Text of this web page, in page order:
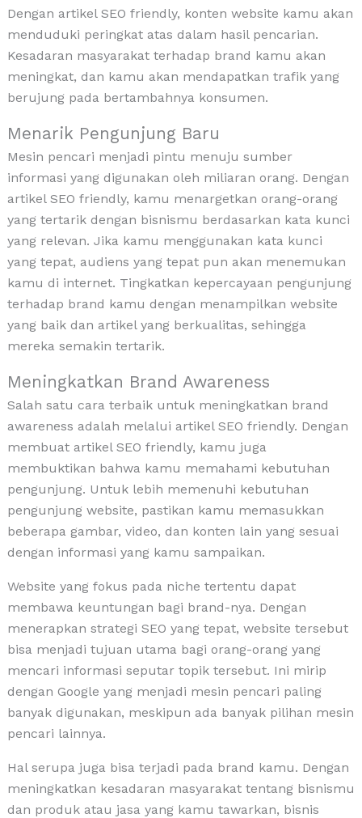
Dengan artikel SEO friendly, konten website kamu akan
menduduki peringkat atas dalam hasil pencarian.
Kesadaran masyarakat terhadap brand kamu akan
meningkat, dan kamu akan mendapatkan trafik yang
berujung pada bertambahnya konsumen.
Menarik Pengunjung Baru
Mesin pencari menjadi pintu menuju sumber
informasi yang digunakan oleh miliaran orang. Dengan
artikel SEO friendly, kamu menargetkan orang-orang
yang tertarik dengan bisnismu berdasarkan kata kunci
yang relevan. Jika kamu menggunakan kata kunci
yang tepat, audiens yang tepat pun akan menemukan
kamu di internet. Tingkatkan kepercayaan pengunjung
terhadap brand kamu dengan menampilkan website
yang baik dan artikel yang berkualitas, sehingga
mereka semakin tertarik.
Meningkatkan Brand Awareness
Salah satu cara terbaik untuk meningkatkan brand
awareness adalah melalui artikel SEO friendly. Dengan
membuat artikel SEO friendly, kamu juga
membuktikan bahwa kamu memahami kebutuhan
pengunjung. Untuk lebih memenuhi kebutuhan
pengunjung website, pastikan kamu memasukkan
beberapa gambar, video, dan konten lain yang sesuai
dengan informasi yang kamu sampaikan.
Website yang fokus pada niche tertentu dapat
membawa keuntungan bagi brand-nya. Dengan
menerapkan strategi SEO yang tepat, website tersebut
bisa menjadi tujuan utama bagi orang-orang yang
mencari informasi seputar topik tersebut. Ini mirip
dengan Google yang menjadi mesin pencari paling
banyak digunakan, meskipun ada banyak pilihan mesin
pencari lainnya.
Hal serupa juga bisa terjadi pada brand kamu. Dengan
meningkatkan kesadaran masyarakat tentang bisnismu
dan produk atau jasa yang kamu tawarkan, bisnis